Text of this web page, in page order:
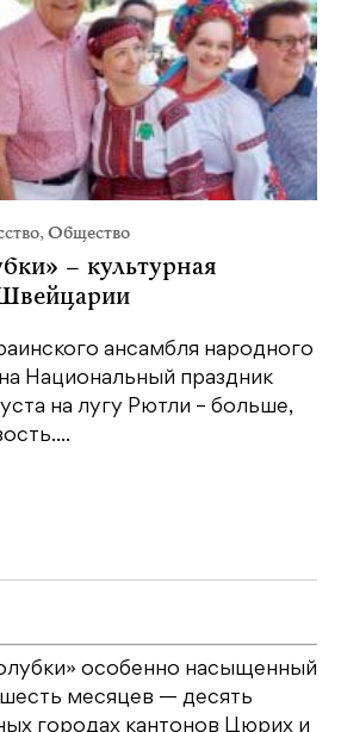
,Общество
– культурная
ансамбля народного
Национальный праздник
на лугу Рютли – больше,
особенно насыщенный
месяцев — десять
городах кантонов Цюрих и